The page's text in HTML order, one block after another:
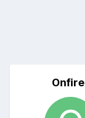
Onfire